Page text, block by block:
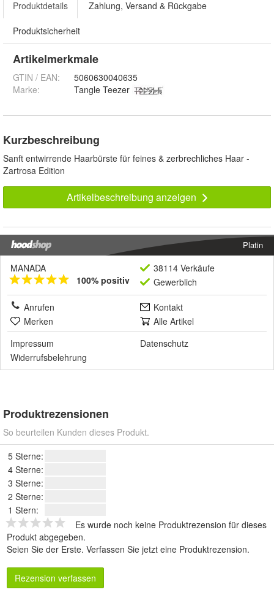
Produktdetails Zahlung, Versand & Rückgabe
Produktsicherheit
Artikelmerkmale
GTIN / EAN:
5060630040635
Marke:
Tangle Teezer
Kurzbeschreibung
Sanft entwirrende Haarbürste für feines & zerbrechliches Haar -
Zartrosa Edition
Artikelbeschreibung anzeigen
Platin
MANADA
100% positiv
38114 Verkäufe
Gewerblich
Anrufen
Kontakt
Merken
Alle Artikel
Impressum
Datenschutz
Widerrufsbelehrung
Produktrezensionen
So beurteilen Kunden dieses Produkt.
5 Sterne:
4 Sterne:
3 Sterne:
2 Sterne:
1 Stern:
Es wurde noch keine Produktrezension für dieses
Produkt abgegeben.
Seien Sie der Erste. Verfassen Sie jetzt eine Produktrezension.
Rezension verfassen